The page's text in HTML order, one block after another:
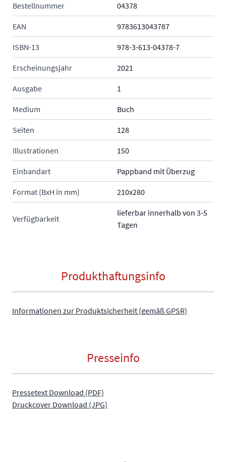
Bestellnummer 04378
EAN 9783613043787
ISBN-13 978-3-613-04378-7
Erscheinungsjahr 2021
Ausgabe 1
Medium Buch
Seiten 128
Illustrationen 150
Einbandart Pappband mit Überzug
Format (BxH in mm) 210x280
Verfügbarkeit
lieferbar innerhalb von 3-5
Tagen
Produkthaftungsinfo
Informationen zur Produktsicherheit (gemäß GPSR)
Presseinfo
Pressetext Download (PDF)
Druckcover Download (JPG)